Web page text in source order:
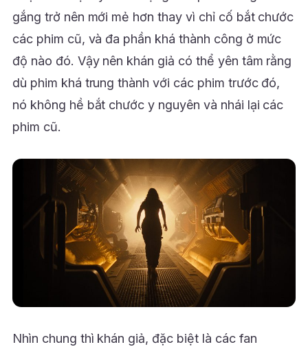
gắng trở nên mới mẻ hơn thay vì chỉ cố bắt chước
các phim cũ, và đa phần khá thành công ở mức
độ nào đó. Vậy nên khán giả có thể yên tâm rằng
dù phim khá trung thành với các phim trước đó,
nó không hề bắt chước y nguyên và nhái lại các
phim cũ.
Nhìn chung thì khán giả, đặc biệt là các fan